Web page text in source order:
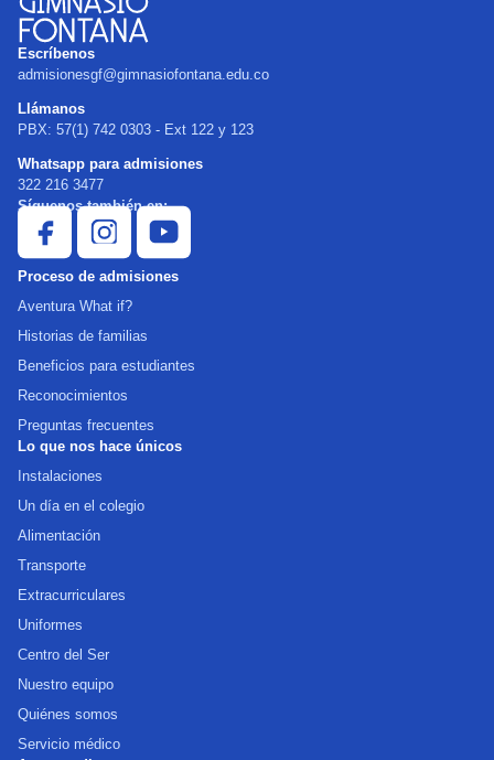
Escríbenos
admisionesgf@gimnasiofontana.edu.co
Llámanos
PBX: 57(1) 742 0303 - Ext 122 y 123
Whatsapp para admisiones
322 216 3477
Síguenos también en:
Proceso de admisiones
Aventura What if?
Historias de familias
Beneficios para estudiantes
Reconocimientos
Preguntas frecuentes
Lo que nos hace únicos
Instalaciones
Un día en el colegio
Alimentación
Transporte
Extracurriculares
Uniformes
Centro del Ser
Nuestro equipo
Quiénes somos
Servicio médico